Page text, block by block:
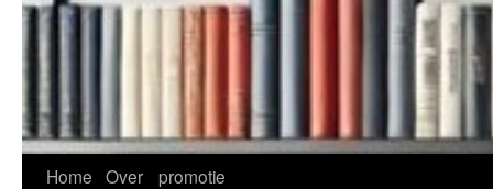
Home Over promotie